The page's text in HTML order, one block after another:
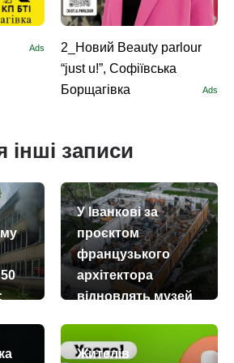
Ads
2_Новий Beauty parlour
“just u!”, Софіївська
Борщагівка
Ads
інші записи
У Іванкові за
проєктом
французького
архітектора
відновлять музей
today27.07.2026
Жителів